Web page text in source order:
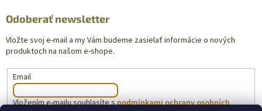
Odoberať newsletter
Vložte svoj e-mail a my Vám budeme zasielať informácie o nových
produktoch na našom e-shope.
Email
Vložením e-mailu souhlasíte spodmínkami ochrany osobních